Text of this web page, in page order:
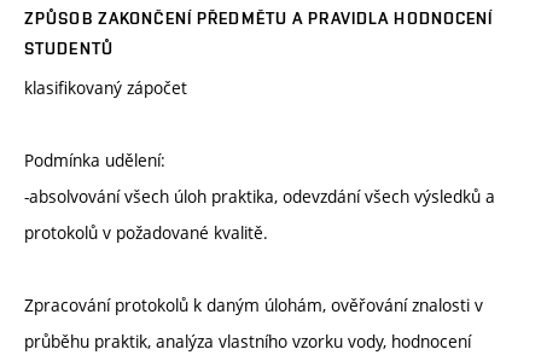
ZPŮSOB ZAKONČENÍ PŘEDMĚTU A PRAVIDLA HODNOCENÍ
STUDENTŮ
klasifikovaný zápočet
Podmínka udělení:
-absolvování všech úloh praktika, odevzdání všech výsledků a
protokolů v požadované kvalitě.
Zpracování protokolů k daným úlohám, ověřování znalosti v
průběhu praktik, analýza vlastního vzorku vody, hodnocení